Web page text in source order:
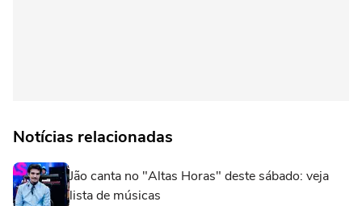
Notícias relacionadas
Jão canta no "Altas Horas" deste sábado: veja
lista de músicas